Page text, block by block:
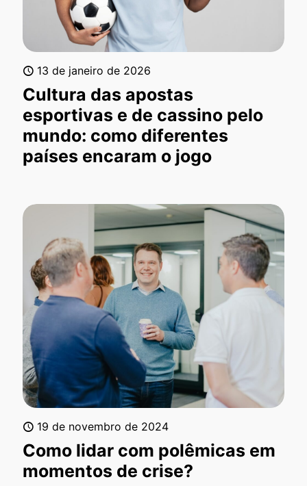
13 de janeiro de 2026
Cultura das apostas
esportivas e de cassino pelo
mundo: como diferentes
países encaram o jogo
19 de novembro de 2024
Como lidar com polêmicas em
momentos de crise?